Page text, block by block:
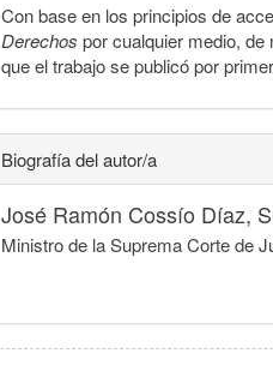
Con base en los principios de
Derechos por cualquier medio,
que el trabajo se publicó por
Biografía del autor/a
José Ramón Cossío Díaz,
Ministro de la Suprema Corte de